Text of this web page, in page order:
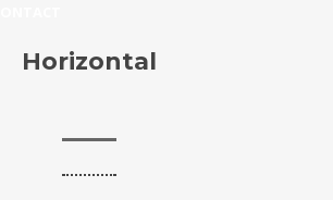
Horizontal